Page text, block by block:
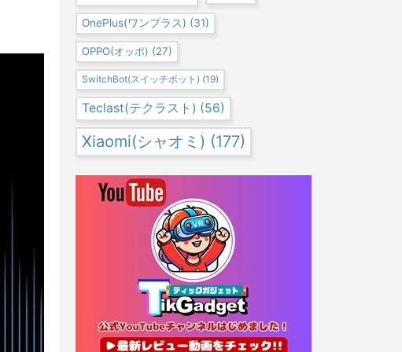
OnePlus(ワンプラス) (31)
OPPO(オッポ) (27)
SwitchBot(スイッチボット) (19)
Teclast(テクラスト) (56)
Xiaomi(シャオミ) (177)